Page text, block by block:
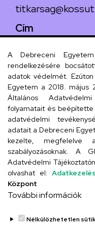
Cím
UD
Titkárság
A Debreceni
rendelkezésére
adatok védelmét.
Egyetem a 2018. május
Általános
folyamatait és beépítette
adatvédelmi
adatait a Debreceni
kezelte, megfelelve
szabályozásoknak. A
Adatvédelmi
olvashat el:
Központ
További információk
Nélkülözhetetlen